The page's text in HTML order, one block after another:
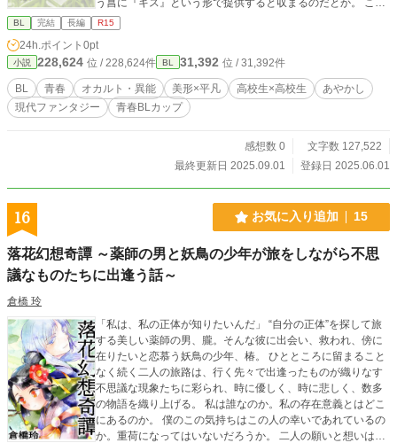
う菖に『キス』という形で提供すると収まるのだとか。 この
契約は、菖が悪霊を退治に必要な霊力を補うために使ってい
た『神域』が直るまでの期間限定で、契約終了後には霊力を
隠してくれる『霊具』をもらえるという約束。 「俺のことを
好きになったりするなよ？」と釘を刺されながら、四葉は不
幸体質を治すため、放課後ほぼ毎日、菖の仕事に『非常食』
としてついていき『キス（霊力）』を提供することになるの
だが──。 期間限定の凸凹コンビによる、アンラッキーな青
います。 ※カクヨム、小説家になろう、Pixivにも掲載してい
BL 完結 長編 R15
24h.ポイント 0pt
小説 228,624 位 / 228,624件 BL 31,392 位 / 31,392件
BL 青春 オカルト・異能 美形×平凡 高校生×高校生
あやかし
現代ファンタジー
青春BLカップ​
感想数 0
文字数 127,522
最終更新日 2025.09.01
登録日 2025.06.01
16 お気に入り追加 15
落花幻想奇譚 ～薬師の男と妖鳥の少年が旅をしながら不思
議なものたちに出逢う話～
倉橋 玲
「私は、私の正体が知りたいんだ」 “自分の正体”を探して旅
する美しい薬師の男、朧。そんな彼に出会い、救われ、傍に
在りたいと恋慕う妖鳥の少年、椿。 ひとところに留まること
なく続く二人の旅路は、行く先々で出逢ったものが織りなす
不思議な現象たちに彩られ、時に優しく、時に悲しく、数多
の物語を織り上げる。 私は誰なのか。私の存在意義とはどこ
にあるのか。 僕のこの気持ちはこの人の幸いであれているの
か。重荷になってはいないだろうか。 二人の願いと想いは重